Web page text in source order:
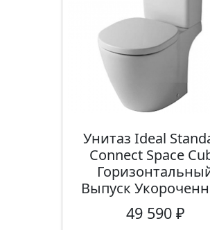
Унитаз Ideal
Connect Space
Выпуск
49 590 ₽